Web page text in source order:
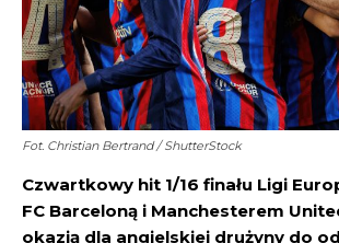
Fot. Christian Bertrand / ShutterStock
Czwartkowy hit 1/16 finału Ligi
FC Barceloną i Manchesterem
okazją dla angielskiej drużyny do